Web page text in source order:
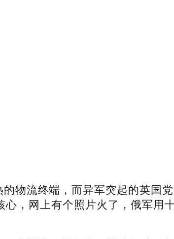
流终端，而异军突起的英国
，网上有个照片火了，俄军用